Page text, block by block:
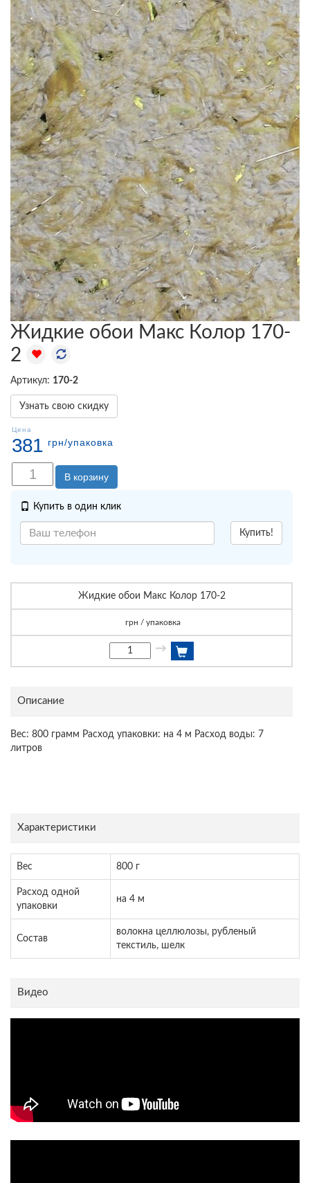
Жидкие обои Макс Колор 170-
2
Артикул: 170-2
Узнать свою скидку
Цена
381 грн/упаковка
В корзину
Купить в один клик
Купить!
Жидкие обои Макс Колор 170-2
грн / упаковка
→
Описание
Вес: 800 грамм Расход упаковки: на 4 м Расход воды: 7
литров
Характеристики
Вес 800 г
Расход одной
упаковки
на 4 м
Состав
волокна целлюлозы, рубленый
текстиль, шелк
Видео